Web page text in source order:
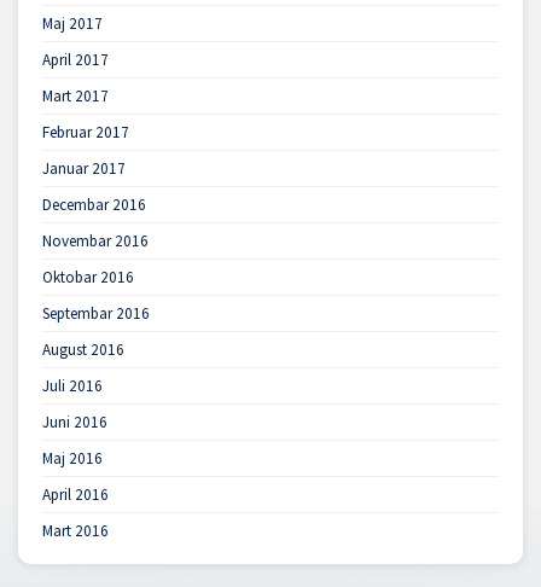
Maj 2017
April 2017
Mart 2017
Februar 2017
Januar 2017
Decembar 2016
Novembar 2016
Oktobar 2016
Septembar 2016
August 2016
Juli 2016
Juni 2016
Maj 2016
April 2016
Mart 2016